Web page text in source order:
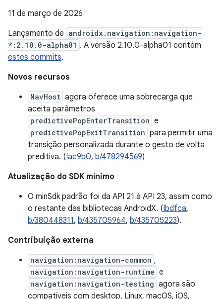
11 de março de 2026
Lançamento de androidx.navigation:navigation-
*:2.10.0-alpha01 . A versão 2.10.0-alpha01 contém
estes commits.
Novos recursos
NavHost agora oferece uma sobrecarga que
aceita parâmetros
predictivePopEnterTransition e
predictivePopExitTransition para permitir uma
transição personalizada durante o gesto de volta
preditiva. (Iac9b0, b/478294569)
Atualização do SDK mínimo
O minSdk padrão foi da API 21 à API 23, assim como
o restante das bibliotecas AndroidX. (Ibdfca,
b/380448311, b/435705964, b/435705223).
Contribuição externa
navigation:navigation-common ,
navigation:navigation-runtime e
navigation:navigation-testing agora são
compatíveis com desktop, Linux, macOS, iOS,